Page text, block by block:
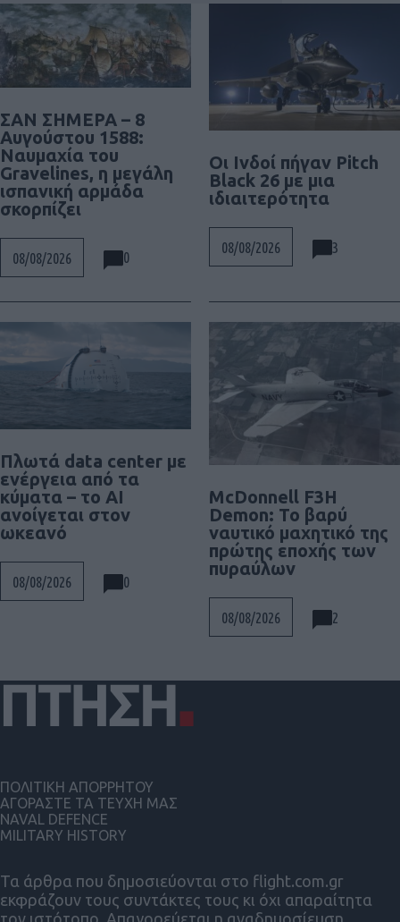
ΣΑΝ ΣΗΜΕΡΑ – 8
Αυγούστου 1588:
Ναυμαχία του
Gravelines, η μεγάλη
ισπανική αρμάδα
σκορπίζει
08/08/2026 0
Οι Ινδοί πήγαν Pitch
Black 26 με μια
ιδιαιτερότητα
08/08/2026 3
Πλωτά data center με
ενέργεια από τα
κύματα – το AI
ανοίγεται στον
ωκεανό
08/08/2026 0
McDonnell F3H
Demon: Το βαρύ
ναυτικό μαχητικό της
πρώτης εποχής των
πυραύλων
08/08/2026 2
Τα άρθρα που δημοσιεύονται στο flight.com.gr
εκφράζουν τους συντάκτες τους κι όχι απαραίτητα
τον ιστότοπο. Απαγορεύεται η αναδημοσίευση
ΠΟΛΙΤΙΚΗ ΑΠΟΡΡΗΤΟΥ
ΑΓΟΡΑΣΤΕ ΤΑ ΤΕΥΧΗ ΜΑΣ
NAVAL DEFENCE
MILITARY HISTORY